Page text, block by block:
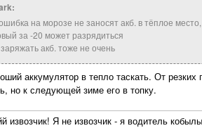
на морозе не заносят акб. в тёплое место,
за -20 может разрядиться
акб. тоже не очень
аккумулятор в тепло таскать. От
но к следующей зиме его в топку.
извозчик! Я не извозчик - я водитель